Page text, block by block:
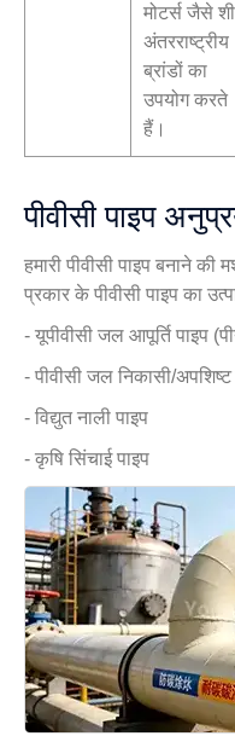
मोटर्स जैसे
अंतरराष्ट्रीय
ब्रांडों का
उपयोग करते
हैं।
पीवीसी पाइप
हमारी पीवीसी पाइप बनाने
प्रकार के पीवीसी पाइप का
- यूपीवीसी जल आपूर्ति पाइप
- पीवीसी जल निकासी/
- विद्युत नाली पाइप
- कृषि सिंचाई पाइप